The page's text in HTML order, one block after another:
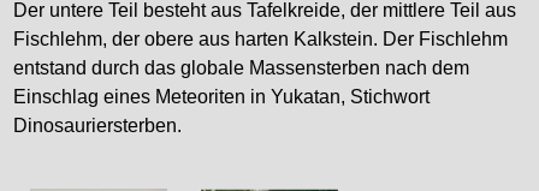
Der untere Teil besteht aus Tafelkreide, der mittlere Teil aus
Fischlehm, der obere aus harten Kalkstein. Der Fischlehm
entstand durch das globale Massensterben nach dem
Einschlag eines Meteoriten in Yukatan, Stichwort
Dinosauriersterben.